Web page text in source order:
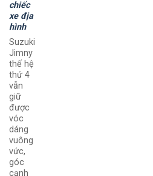
chiếc
xe địa
hình
Suzuki
Jimny
thế hệ
thứ 4
vẫn
giữ
được
vóc
dáng
vuông
vức,
góc
cạnh